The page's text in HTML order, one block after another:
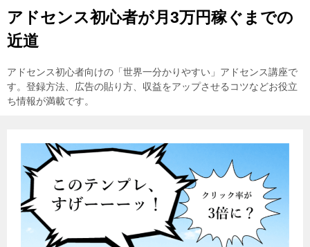
アドセンス初心者が月3万円稼ぐまでの
近道
アドセンス初心者向けの「世界一分かりやすい」アドセンス講座で
す。登録方法、広告の貼り方、収益をアップさせるコツなどお役立
ち情報が満載です。